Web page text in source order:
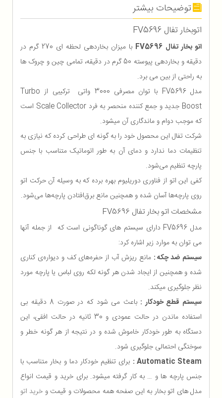
توضیحات بیشتر
اتوبخار تفال FV5696
اتو بخار تفال FV5696
با میزان بخاردهی لحظه ای 270 گرم در
دقیقه و بخاردهی پیوسته 50 گرم در دقیقه، تمامی چین و چروک ها
به راحتی از بین می برد.
مدل FV5696 با توان مصرفی 3000 واتی ترکیبی از Turbo
Boost جدید و جمع کننده منحصر به فرد Scale Collector است
که موجب دوام و ماندگاری آن میشود.
شرکت تفال این محصول خود را به گونه ای طراحی کرده که نیازی به
تنظیمات دما ندارد و دمای آن به طور اتوماتیک متناسب با جنس
پارچه تنظیم می‌شود.
کفی این اتو از فناوری دوریلیوم بهره برده که به وسیله آن حرکت اتو
روی پارچه‌ها آسان شده و همچنین مانع برق‌افتادن پارچه‌ها می‌شود.
مشخصات اتو بخار تفال FV5696
مدل FV5696 دارای سیستم های گوناگونی است که از جمله آنها
می توان به موارد زیر اشاره کرد:
سیستم ضد چکه : مانع ریزش آب از حفره‌های کف و دیواره‌ی کناری
شده و همچنین از ایجاد شدن هر گونه لکه روی لباس یا پارچه مورد
نظر جلوگیری میکند.
سیستم قطع خودکار :
باعث می شود که در صورت 8 دقیقه بی
استفاده ماندن در حالت عمودی و 30 ثانیه در حالت افقی، این
دستگاه به طور خودکار خاموش شده و در نتیجه از هر گونه خطر و
سوختگی احتمالی جلوگیری شود.
Automatic Steam : برای تنظیم خودکار دما و بخار متناسب با
جنس پارچه ها و … به کار گرفته میشود. برای خرید و قیمت انواع
مدل های اتو بخار به این صفحه همه محصولات و قیمت و خرید اتو